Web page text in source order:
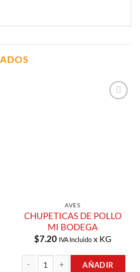
AVES
CHUPETICAS DE POLLO
MI BODEGA
$7.20 IVA Incluido x KG
AÑADIR